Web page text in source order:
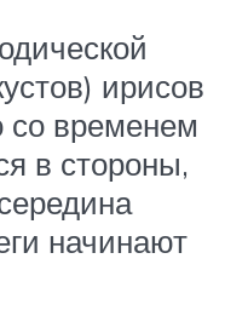
ирисов
со временем
в стороны,
начинают